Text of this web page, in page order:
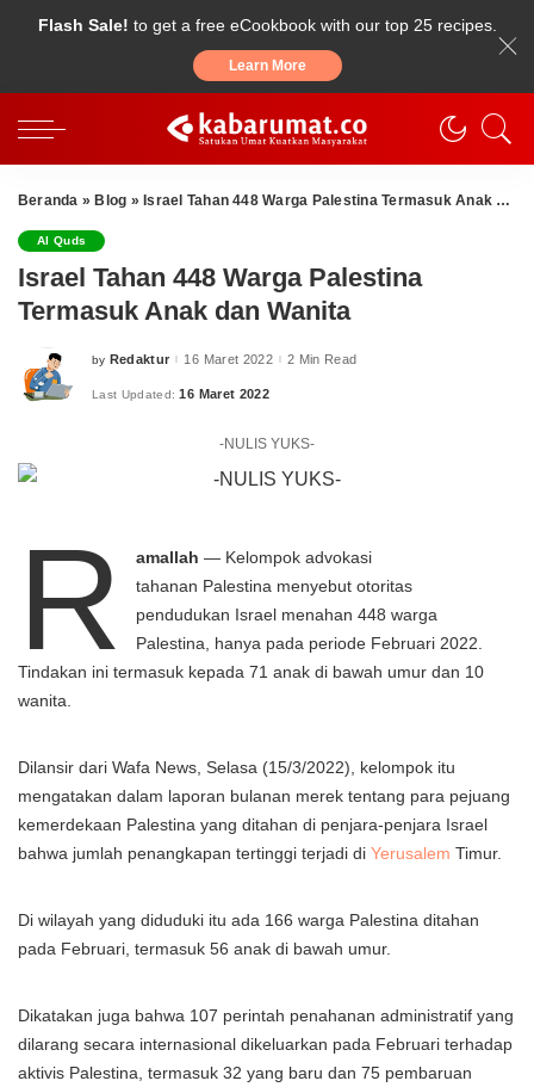
Flash Sale! to get a free eCookbook with our top 25 recipes.
Learn More
Beranda » Blog » Israel Tahan 448 Warga Palestina Termasuk Anak dan Wanita
Al Quds
Israel Tahan 448 Warga Palestina
Termasuk Anak dan Wanita
Posted
by Redaktur 16 Maret 2022 2 Min Read
Last Updated: 16 Maret 2022
-NULIS YUKS-
R amallah— Kelompok advokasi
tahanan Palestina menyebut otoritas
pendudukan Israel menahan 448 warga
Palestina, hanya pada periode Februari 2022.
Tindakan ini termasuk kepada 71 anak di bawah umur dan 10
wanita.
Dilansir dari Wafa News, Selasa (15/3/2022), kelompok itu
mengatakan dalam laporan bulanan merek tentang para pejuang
kemerdekaan Palestina yang ditahan di penjara-penjara Israel
bahwa jumlah penangkapan tertinggi terjadi di Yerusalem Timur.
Di wilayah yang diduduki itu ada 166 warga Palestina ditahan
pada Februari, termasuk 56 anak di bawah umur.
Dikatakan juga bahwa 107 perintah penahanan administratif yang
dilarang secara internasional dikeluarkan pada Februari terhadap
aktivis Palestina, termasuk 32 yang baru dan 75 pembaruan